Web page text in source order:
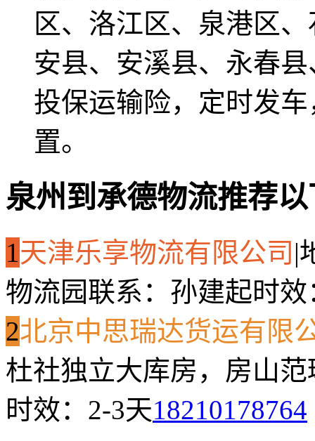
区、洛江区、泉港区
安县、安溪县、永春
投保运输险，定时发
置。
泉州到承德物流推荐
1天津乐享物流有限公司 |
物流园联系：孙建起时
2北京中思瑞达货运有限
杜社独立大库房，房山
时效：2-3天18210178764